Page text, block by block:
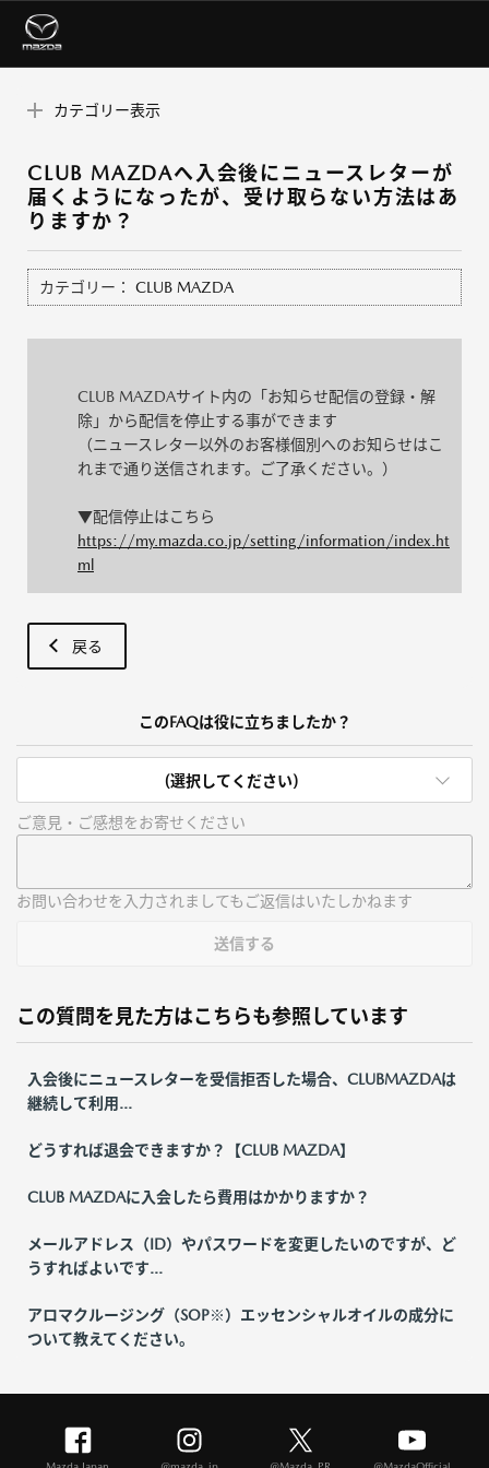
カテゴリー表示
CLUB MAZDAへ入会後にニュースレターが
届くようになったが、受け取らない方法はあ
りますか？
カテゴリー： CLUB MAZDA
CLUB MAZDAサイト内の「お知らせ配信の登録・解
除」から配信を停止する事ができます
（ニュースレター以外のお客様個別へのお知らせはこ
れまで通り送信されます。ご了承ください。）
▼配信停止はこちら
https://my.mazda.co.jp/setting/information/index.ht
ml
戻る
このFAQは役に立ちましたか？
(選択してください)
ご意見・ご感想をお寄せください
お問い合わせを入力されましてもご返信はいたしかねます
送信する
この質問を見た方はこちらも参照しています
入会後にニュースレターを受信拒否した場合、CLUBMAZDAは
継続して利用...
どうすれば退会できますか？【CLUB MAZDA】
CLUB MAZDAに入会したら費用はかかりますか？
メールアドレス（ID）やパスワードを変更したいのですが、ど
うすればよいです...
アロマクルージング（SOP※）エッセンシャルオイルの成分に
ついて教えてください。